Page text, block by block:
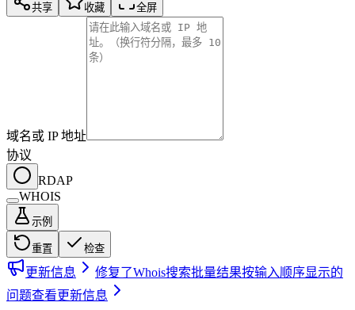
共享 收藏 全屏
域名或 IP 地址
协议
RDAP
WHOIS
示例
重置 检查
更新信息
修复了Whois搜索批量结果按输入顺序显示的
问题查看更新信息